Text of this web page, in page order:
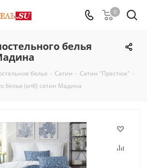
0
белья
белье - Сатин - Сатин "Престиж" -
белья (кпб) сатин Мадина